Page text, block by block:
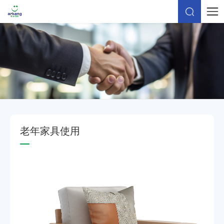
老年家具使用